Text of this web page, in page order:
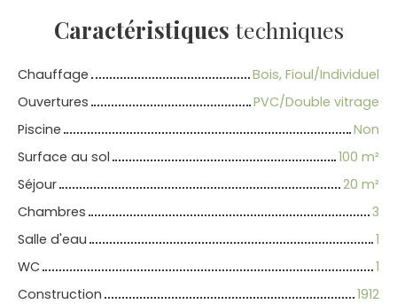
Caractéristiques techniques
Chauffage
Bois, Fioul/Individuel
Ouvertures
PVC/Double vitrage
Piscine
Non
Surface au sol
100 m²
Séjour
20 m²
Chambres
3
Salle d'eau
1
WC
1
Construction
1912